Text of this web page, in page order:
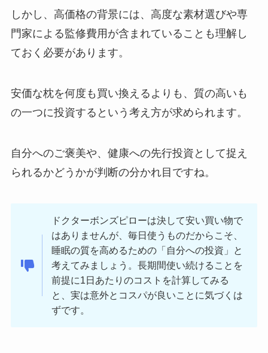
しかし、高価格の背景には、高度な素材選びや専
門家による監修費用が含まれていることも理解し
ておく必要があります。
安価な枕を何度も買い換えるよりも、質の高いも
の一つに投資するという考え方が求められます。
自分へのご褒美や、健康への先行投資として捉え
られるかどうかが判断の分かれ目ですね。
ドクターボンズピローは決して安い買い物で
はありませんが、毎日使うものだからこそ、
睡眠の質を高めるための「自分への投資」と
考えてみましょう。長期間使い続けることを
前提に1日あたりのコストを計算してみる
と、実は意外とコスパが良いことに気づくは
ずです。